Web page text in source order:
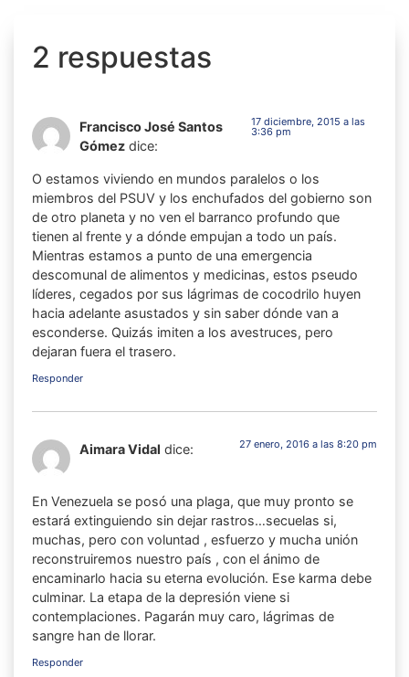
2 respuestas
Francisco José Santos
Gómez dice:
17 diciembre, 2015 a las
3:36 pm
O estamos viviendo en mundos paralelos o los
miembros del PSUV y los enchufados del gobierno son
de otro planeta y no ven el barranco profundo que
tienen al frente y a dónde empujan a todo un país.
Mientras estamos a punto de una emergencia
descomunal de alimentos y medicinas, estos pseudo
líderes, cegados por sus lágrimas de cocodrilo huyen
hacia adelante asustados y sin saber dónde van a
esconderse. Quizás imiten a los avestruces, pero
dejaran fuera el trasero.
Responder
Aimara Vidal dice: 27 enero, 2016 a las 8:20 pm
En Venezuela se posó una plaga, que muy pronto se
estará extinguiendo sin dejar rastros…secuelas si,
muchas, pero con voluntad , esfuerzo y mucha unión
reconstruiremos nuestro país , con el ánimo de
encaminarlo hacia su eterna evolución. Ese karma debe
culminar. La etapa de la depresión viene si
contemplaciones. Pagarán muy caro, lágrimas de
sangre han de llorar.
Responder